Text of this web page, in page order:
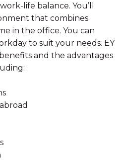
life balance. You’ll
that combines
in the office. You can
to suit your needs. EY
and the advantages